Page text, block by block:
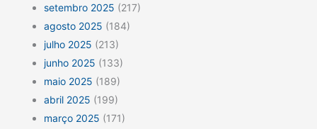
setembro 2025 (217)
agosto 2025 (184)
julho 2025 (213)
junho 2025 (133)
maio 2025 (189)
abril 2025 (199)
março 2025 (171)